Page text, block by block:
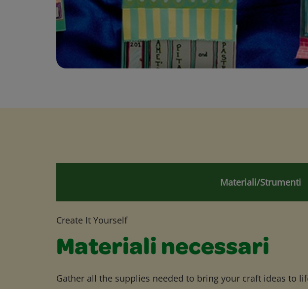
Materiali/Strumenti
Create It Yourself
Materiali necessari
Gather all the supplies needed to bring your craft ideas to